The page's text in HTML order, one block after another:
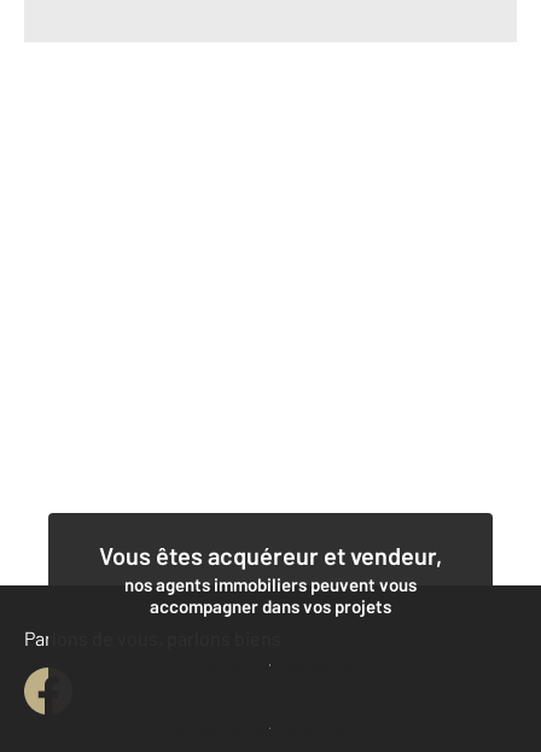
Vous êtes acquéreur et vendeur,
nos agents immobiliers peuvent vous
accompagner dans vos projets
Contacter l'agence
Demander une estimation
Parlons de vous, parlons biens